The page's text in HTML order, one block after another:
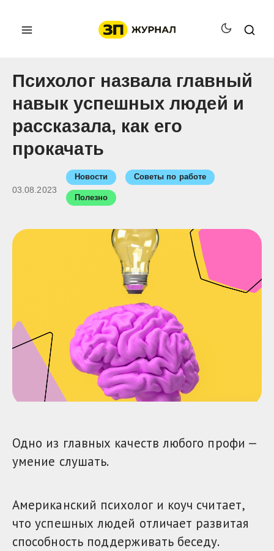
Психолог назвала главный
навык успешных людей и
рассказала, как его
прокачать
03.08.2023
Новости Советы по работе
Полезно
Одно из главных качеств любого профи —
умение слушать.
Американский психолог и коуч считает,
что успешных людей отличает развитая
способность поддерживать беседу.